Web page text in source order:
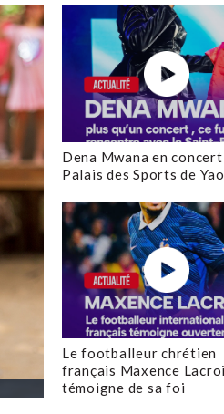
Dena Mwana en concert
Palais des Sports de
Le footballeur chrétien
français Maxence
témoigne de sa foi